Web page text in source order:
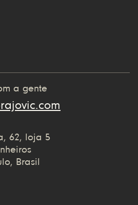
a gente
62, loja 5
Brasil